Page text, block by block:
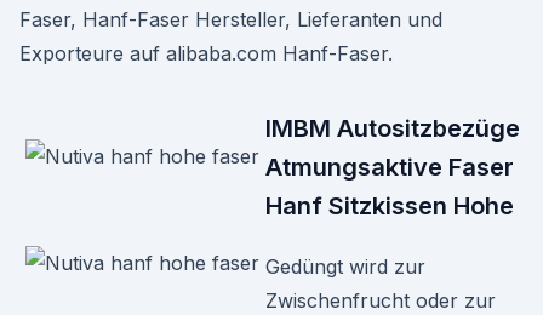
Faser, Hanf-Faser Hersteller, Lieferanten und
Exporteure auf alibaba.com Hanf-Faser.
IMBM Autositzbezüge
Atmungsaktive Faser
Hanf Sitzkissen Hohe
Gedüngt wird zur
Zwischenfrucht oder zur